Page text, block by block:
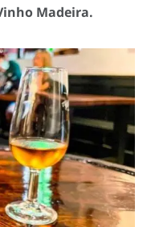
Madeira.